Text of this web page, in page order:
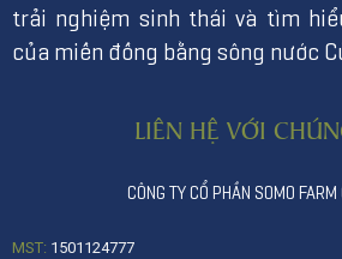
trải nghiệm sinh thái và tìm
của miền đồng bằng sông nước
LIÊN HỆ VỚI
CÔNG TY CỔ PHẦN SOMO
MST: 1501124777